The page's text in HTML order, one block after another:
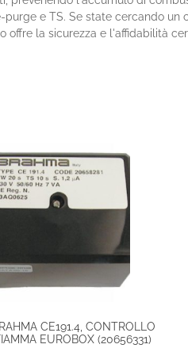
e TS. Se state cercando
offre la sicurezza e l'affidabilità
CE191.4, CONTROLLO
EUROBOX (20656331)